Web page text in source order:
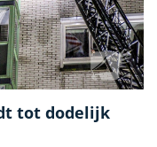
tot dodelijk